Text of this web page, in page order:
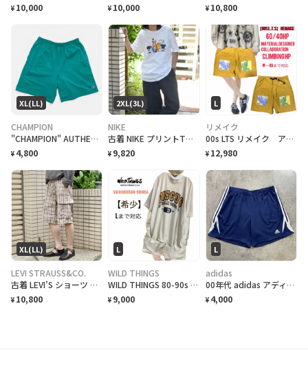
¥ 10,000 ¥ 10,000 ¥ 10,800
XL(LL)
CHAMPION
"CHAMPION" AUTHENTIC ATHLETIC WEAR Sweat SHORTS チャンピオン オーセンティック アスレチック ウェア ショートパンツ [XL]
¥ 4,800
2XL(3L)
NIKE
古着 NIKE プリントTシャツ Tシャツ 半袖Tシャツ ユーモア ホワイト 白
¥ 9,820
L
リメイク
00s LTS リメイク アルチザン Artコラボテックハーフパンツ
¥ 12,980
XL(LL)
LEVI STRAUSS&CO.
古着 LEVI’S ショーツ チェック柄 カーゴパンツ ハーフパンツ ワイド
¥ 10,800
L
WILD THINGS
WILD THINGS 80-90s USA 限定 単タグ HP M-XL対応
¥ 9,000
L
adidas
00年代 adidas アディダス トラックショートパンツ メンズL 古着 00s Y2K VINTAGE ヴィンテージ CLIMATE スポーツ ジャージ 紺色
¥ 4,000